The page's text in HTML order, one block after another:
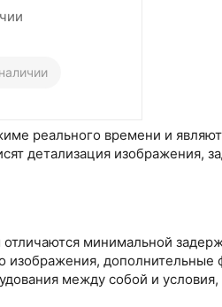
реального времени и
детализация изображения,
минимальной
дополнительные
между собой и условия,